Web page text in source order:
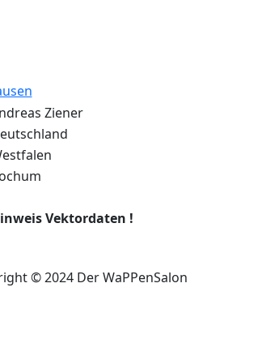
Ziener
Vektordaten !
© 2024 Der WaPPenSalon